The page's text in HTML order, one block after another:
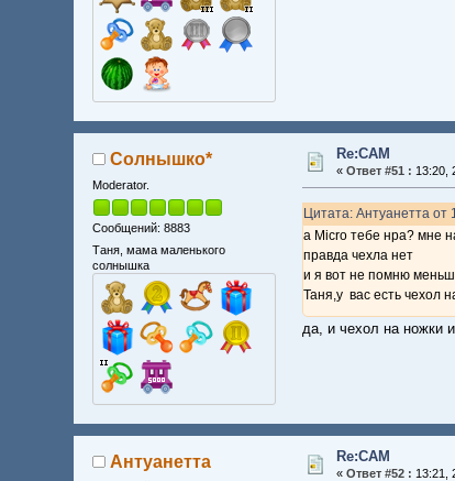
Солнышко*
Moderator.
Сообщений: 8883
Таня, мама маленького
солнышка
Re:CAM
« Ответ #51 : 13:20,
Цитата: Антуанетта от
а Micro тебе нра? мне
правда чехла нет
и я вот не помню
Таня,у вас есть чехол
да, и чехол на ножки
Антуанетта Re:CAM
« Ответ #52 : 13:21,